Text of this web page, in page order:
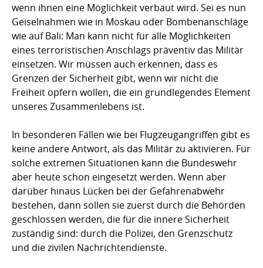
wenn ihnen eine Möglichkeit verbaut wird. Sei es nun
Geiselnahmen wie in Moskau oder Bombenanschläge
wie auf Bali: Man kann nicht für alle Möglichkeiten
eines terroristischen Anschlags präventiv das Militär
einsetzen. Wir müssen auch erkennen, dass es
Grenzen der Sicherheit gibt, wenn wir nicht die
Freiheit opfern wollen, die ein grundlegendes Element
unseres Zusammenlebens ist.
In besonderen Fällen wie bei Flugzeugangriffen gibt es
keine andere Antwort, als das Militär zu aktivieren. Für
solche extremen Situationen kann die Bundeswehr
aber heute schon eingesetzt werden. Wenn aber
darüber hinaus Lücken bei der Gefahrenabwehr
bestehen, dann sollen sie zuerst durch die Behörden
geschlossen werden, die für die innere Sicherheit
zuständig sind: durch die Polizei, den Grenzschutz
und die zivilen Nachrichtendienste.